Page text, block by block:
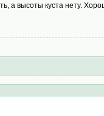
а высоты куста нету.